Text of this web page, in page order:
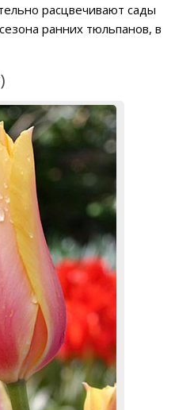
расцвечивают сады
ранних тюльпанов, в